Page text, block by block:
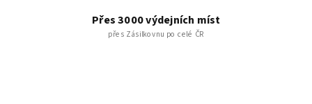
Přes 3000 výdejních míst
přes Zásilkovnu po celé ČR